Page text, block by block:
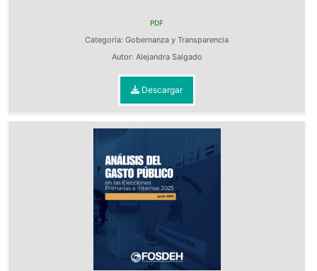
PDF
Categoría: Gobernanza y Transparencia
Autor: Alejandra Salgado
Descargar